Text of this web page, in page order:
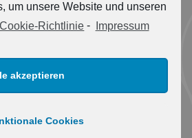
um unsere Website und unseren
Cookie-Richtlinie - Impressum
akzeptieren
Cookies